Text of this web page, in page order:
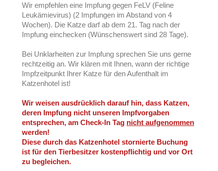
Wir empfehlen eine Impfung gegen FeLV (Feline
Leukämievirus) (2 Impfungen im Abstand von 4
Wochen). Die Katze darf ab dem 21. Tag nach der
Impfung einchecken (Wünschenswert sind 28 Tage).
Bei Unklarheiten zur Impfung sprechen Sie uns gerne
rechtzeitig an. Wir klären mit Ihnen, wann der richtige
Impfzeitpunkt Ihrer Katze für den Aufenthalt im
Katzenhotel ist!
Wir weisen ausdrücklich darauf hin, dass Katzen,
deren Impfung nicht unseren Impfvorgaben
entsprechen, am Check-In Tag nicht aufgenommen
werden!
Diese durch das Katzenhotel stornierte Buchung
ist für den Tierbesitzer kostenpflichtig und vor Ort
zu begleichen.